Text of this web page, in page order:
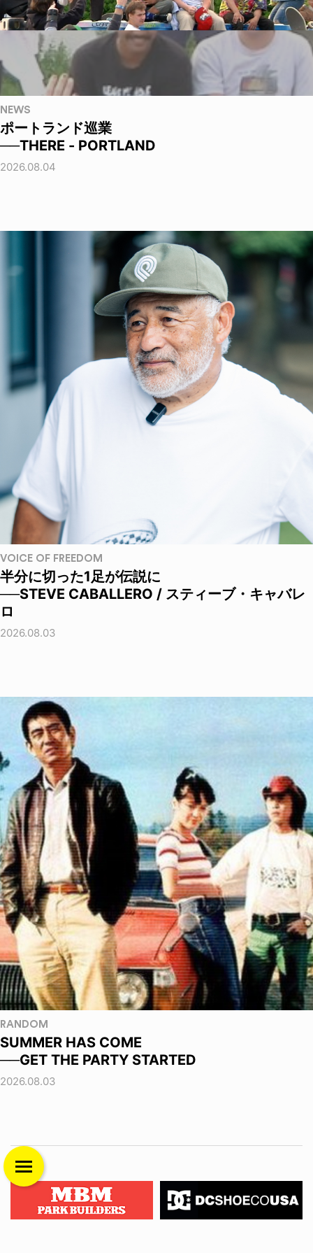
NEWS
ポートランド巡業
──THERE - PORTLAND
2026.08.04
VOICE OF FREEDOM
半分に切った1足が伝説に
──STEVE CABALLERO / スティーブ・キャバレ
ロ
2026.08.03
RANDOM
SUMMER HAS COME
──GET THE PARTY STARTED
2026.08.03